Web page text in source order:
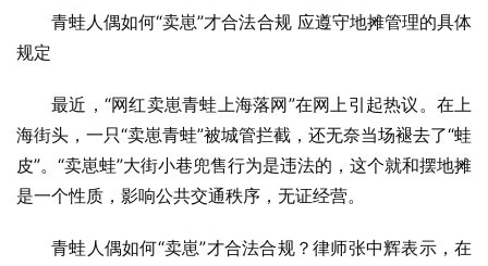
青蛙人偶如何“卖崽”才合法合规 应遵守地摊管理的具体
规定
最近，“网红卖崽青蛙上海落网”在网上引起热议。在上
海街头，一只“卖崽青蛙”被城管拦截，还无奈当场褪去了“蛙
皮”。“卖崽蛙”大街小巷兜售行为是违法的，这个就和摆地摊
是一个性质，影响公共交通秩序，无证经营。
青蛙人偶如何“卖崽”才合法合规？律师张中辉表示，在